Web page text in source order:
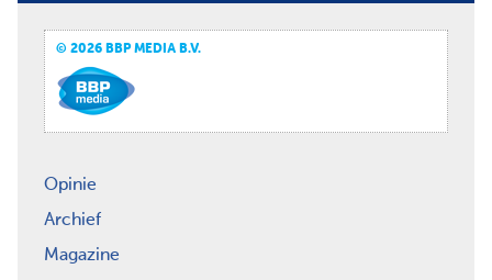
© 2026 BBP MEDIA B.V.
Opinie
Archief
Magazine